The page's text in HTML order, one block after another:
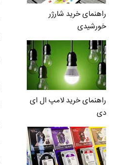
راهنمای خرید شارژر
خورشیدی
راهنمای خرید لامپ ال ای
دی